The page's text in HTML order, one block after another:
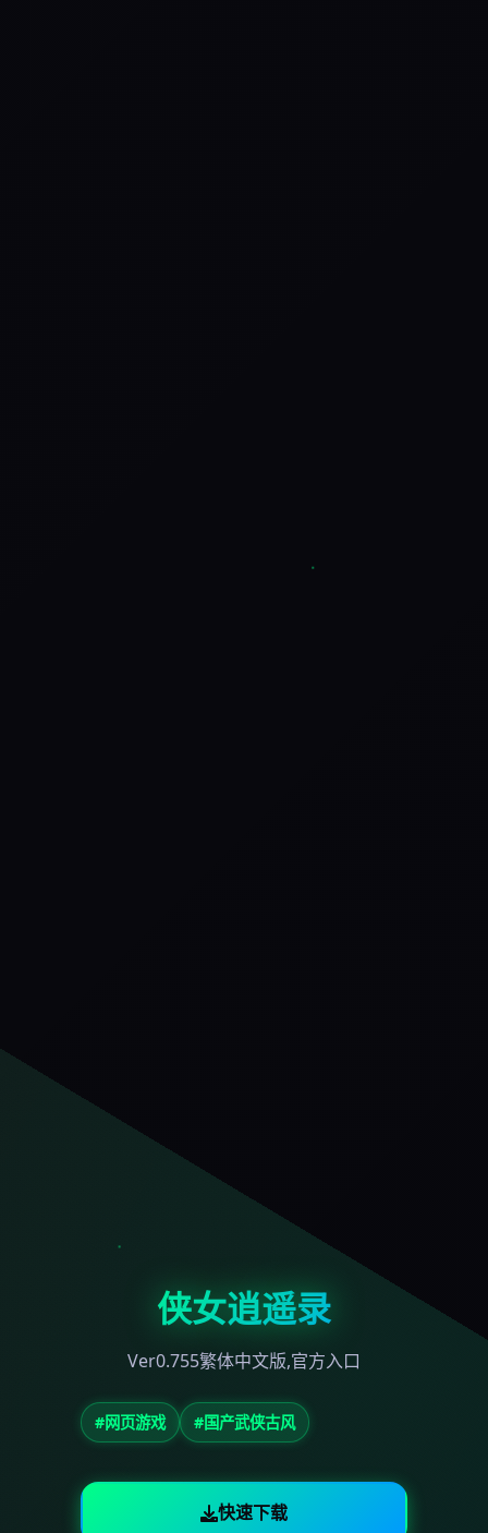
侠女逍遥录
Ver0.755繁体中文版,官方入口
#网页游戏 #国产武侠古风
快速下载